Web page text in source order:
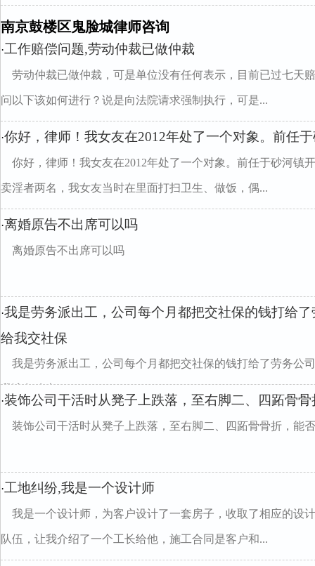
南京鼓楼区鬼脸城律师咨询
·工作赔偿问题,劳动仲裁已做仲裁
劳动仲裁已做仲裁，可是单位没有任何表示，目前已过七天
问以下该如何进行？说是向法院请求强制执行，可是...
·你好，律师！我女友在2012年处了一个对象。前任
你好，律师！我女友在2012年处了一个对象。前任于砂河镇
卖淫者两名，我女友当时在里面打扫卫生、做饭，偶...
·离婚原告不出席可以吗
离婚原告不出席可以吗
·我是劳务派出工，公司每个月都把交社保的钱打给
给我交社保
我是劳务派出工，公司每个月都把交社保的钱打给了劳务公
我该怎么办divclass="w990mamt20
·装饰公司干活时从凳子上跌落，至右脚二、四跖骨
装饰公司干活时从凳子上跌落，至右脚二、四跖骨骨折，能
·工地纠纷,我是一个设计师
我是一个设计师，为客户设计了一套房子，收取了相应的设
队伍，让我介绍了一个工长给他，施工合同是客户和...